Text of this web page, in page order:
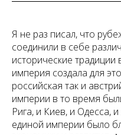
Я не раз писал, что
соединили в себе
исторические традиции
империя создала для
российская так и
империи в то время
Рига, и Киев, и Одесса,
единой империи было